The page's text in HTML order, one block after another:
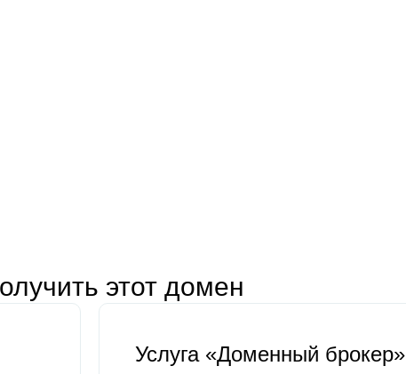
этот домен
Услуга «Доменный брокер»